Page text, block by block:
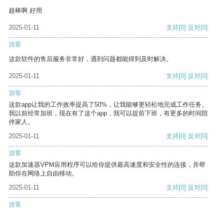
超棒啊 好用
2025-01-11 支持[0] 反对[0]
游客
这款软件的售后服务非常好，遇到问题都能得到及时解决。
2025-01-11 支持[0] 反对[0]
游客
这款app让我的工作效率提高了50%，让我能够更轻松地完成工作任务。
我以前经常加班，现在有了这个app，我可以提前下班，有更多的时间陪
伴家人。
2025-01-11
支持[0] 反对[0]
游客
这款加速器VPM应用程序可以给你提供最高速度和安全性的连接，并帮
助你在网络上自由移动。
2025-01-11
支持[0] 反对[0]
游客